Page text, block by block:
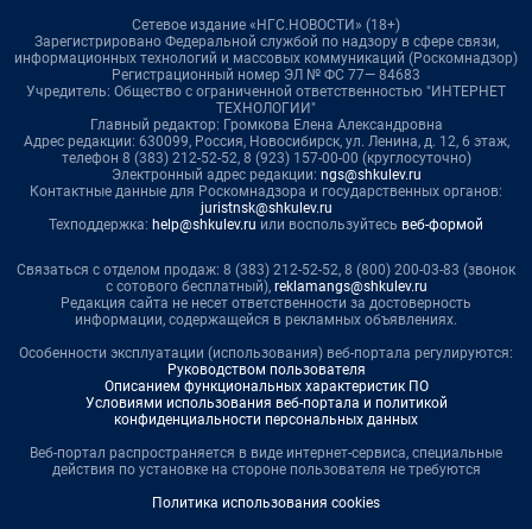
Сетевое издание «НГС.НОВОСТИ» (18+)
Зарегистрировано Федеральной службой по надзору в сфере связи,
информационных технологий и массовых коммуникаций (Роскомнадзор)
Регистрационный номер ЭЛ № ФС 77— 84683
Учредитель: Общество с ограниченной ответственностью "ИНТЕРНЕТ
ТЕХНОЛОГИИ"
Главный редактор: Громкова Елена Александровна
Адрес редакции: 630099, Россия, Новосибирск, ул. Ленина, д. 12, 6 этаж,
телефон 8 (383) 212-52-52, 8 (923) 157-00-00 (круглосуточно)
Электронный адрес редакции: ngs@shkulev.ru
Контактные данные для Роскомнадзора и государственных органов:
juristnsk@shkulev.ru
Техподдержка: help@shkulev.ru или воспользуйтесь веб-формой
Связаться с отделом продаж: 8 (383) 212-52-52, 8 (800) 200-03-83 (звонок
с сотового бесплатный), reklamangs@shkulev.ru
Редакция сайта не несет ответственности за достоверность
информации, содержащейся в рекламных объявлениях.
Особенности эксплуатации (использования) веб-портала регулируются:
Руководством пользователя
Описанием функциональных характеристик ПО
Условиями использования веб-портала и политикой
конфиденциальности персональных данных
Веб-портал распространяется в виде интернет-сервиса, специальные
действия по установке на стороне пользователя не требуются
Политика использования cookies